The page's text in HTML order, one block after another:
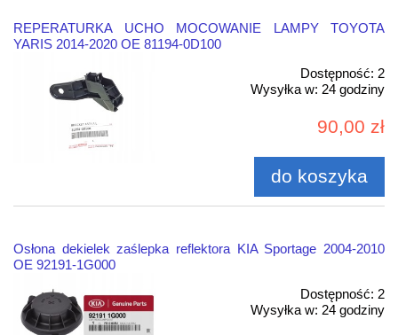
REPERATURKA UCHO MOCOWANIE LAMPY TOYOTA
YARIS 2014-2020 OE 81194-0D100
Dostępność: 2
Wysyłka w: 24 godziny
90,00 zł
do koszyka
Osłona dekielek zaślepka reflektora KIA Sportage 2004-2010
OE 92191-1G000
Dostępność: 2
Wysyłka w: 24 godziny